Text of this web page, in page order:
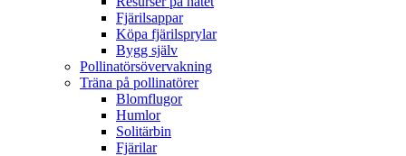
Fjärilsappar
Köpa fjärilsprylar
Bygg själv
Pollinatörsövervakning
Träna på pollinatörer
Blomflugor
Humlor
Solitärbin
Fjärilar